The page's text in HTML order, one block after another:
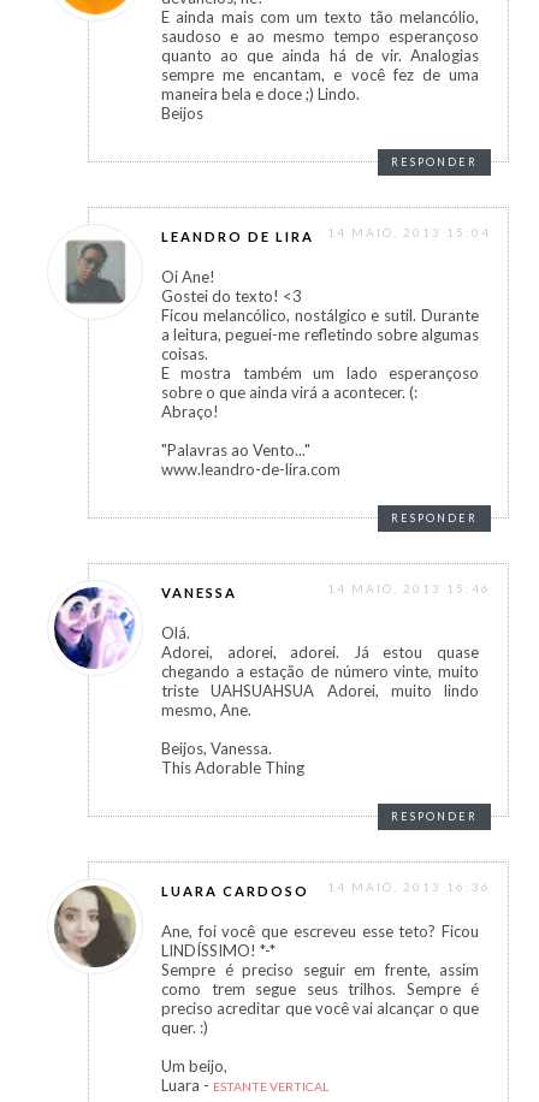
E ainda mais com um texto tão melancólio,
saudoso e ao mesmo tempo esperançoso
quanto ao que ainda há de vir. Analogias
sempre me encantam, e você fez de uma
maneira bela e doce ;) Lindo.
Beijos
RESPONDER
LEANDRO DE LIRA 14 MAIO, 2013 15:04
Oi Ane!
Gostei do texto! <3
Ficou melancólico, nostálgico e sutil. Durante
a leitura, peguei-me refletindo sobre algumas
coisas.
E mostra também um lado esperançoso
sobre o que ainda virá a acontecer. (:
Abraço!
"Palavras ao Vento..."
www.leandro-de-lira.com
RESPONDER
VANESSA 14 MAIO, 2013 15:46
Olá.
Adorei, adorei, adorei. Já estou quase
chegando a estação de número vinte, muito
triste UAHSUAHSUA Adorei, muito lindo
mesmo, Ane.
Beijos, Vanessa.
This Adorable Thing
RESPONDER
LUARA CARDOSO 14 MAIO, 2013 16:36
Ane, foi você que escreveu esse teto? Ficou
LINDÍSSIMO! *-*
Sempre é preciso seguir em frente, assim
como trem segue seus trilhos. Sempre é
preciso acreditar que você vai alcançar o que
quer. :)
Um beijo,
Luara - ESTANTE VERTICAL